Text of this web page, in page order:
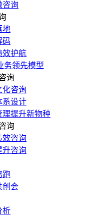
咨询
地
码
效护航
务领先模型
询
化咨询
系设计
理提升新物种
询
效咨询
升咨询
跑
创会
析